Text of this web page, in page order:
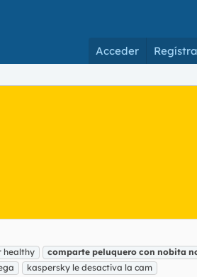
Acceder
healthy comparte peluquero con nobita
kaspersky le desactiva la cam